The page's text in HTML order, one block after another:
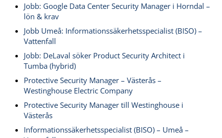
Jobb: Google Data Center Security Manager i Horndal –
lön & krav
Jobb Umeå: Informationssäkerhetsspecialist (BISO) –
Vattenfall
Jobb: DeLaval söker Product Security Architect i
Tumba (hybrid)
Protective Security Manager – Västerås –
Westinghouse Electric Company
Protective Security Manager till Westinghouse i
Västerås
Informationssäkerhetsspecialist (BISO) – Umeå –